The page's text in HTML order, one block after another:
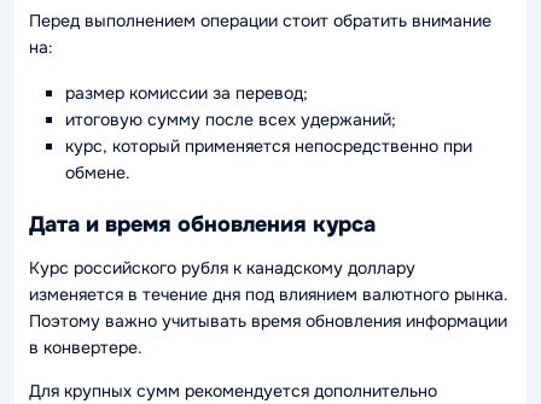
Перед выполнением операции стоит обратить внимание
на:
размер комиссии за перевод;
итоговую сумму после всех удержаний;
курс, который применяется непосредственно при
обмене.
Дата и время обновления курса
Курс российского рубля к канадскому доллару
изменяется в течение дня под влиянием валютного рынка.
Поэтому важно учитывать время обновления информации
в конвертере.
Для крупных сумм рекомендуется дополнительно